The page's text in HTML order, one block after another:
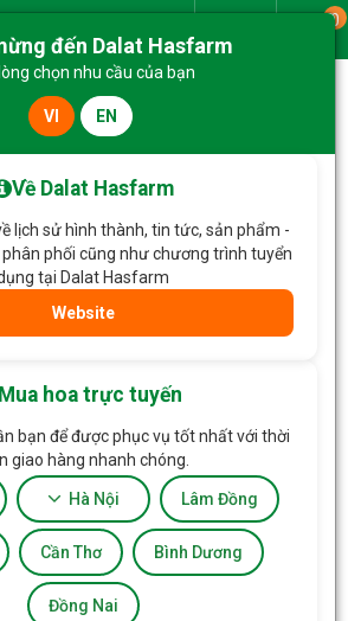
0
& Hoa Dịch Vụ
đến Dalat Hasfarm
chọn nhu cầu của bạn
VI EN
Về Dalat Hasfarm
lịch sử hình thành, tin tức, sản phẩm -
phối cũng như chương trình tuyển
tại Dalat Hasfarm
Website
hoa trực tuyến
bạn để được phục vụ tốt nhất với thời
giao hàng nhanh chóng.
Hà Nội Lâm Đồng
Cần Thơ Bình Dương
Đồng Nai